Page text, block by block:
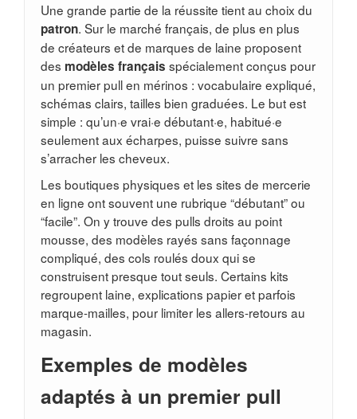
Une grande partie de la réussite tient au choix du
patron. Sur le marché français, de plus en plus
de créateurs et de marques de laine proposent
des modèles français spécialement conçus pour
un premier pull en mérinos : vocabulaire expliqué,
schémas clairs, tailles bien graduées. Le but est
simple : qu’un·e vrai·e débutant·e, habitué·e
seulement aux écharpes, puisse suivre sans
s’arracher les cheveux.
Les boutiques physiques et les sites de mercerie
en ligne ont souvent une rubrique “débutant” ou
“facile”. On y trouve des pulls droits au point
mousse, des modèles rayés sans façonnage
compliqué, des cols roulés doux qui se
construisent presque tout seuls. Certains kits
regroupent laine, explications papier et parfois
marque-mailles, pour limiter les allers-retours au
magasin.
Exemples de modèles
adaptés à un premier pull